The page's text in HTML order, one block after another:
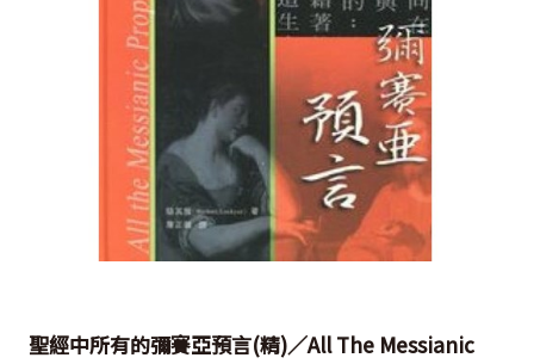
聖經中所有的彌賽亞預言(精)／All The Messianic